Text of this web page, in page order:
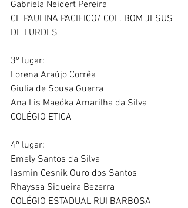
Gabriela Neidert Pereira
CE PAULINA PACIFICO/ COL. BOM JESUS
DE LURDES
3º lugar:
Lorena Araújo Corrêa
Giulia de Sousa Guerra
Ana Lis Maeóka Amarilha da Silva
COLÉGIO ETICA
4º lugar:
Emely Santos da Silva
Iasmin Cesnik Ouro dos Santos
Rhayssa Siqueira Bezerra
COLÉGIO ESTADUAL RUI BARBOSA